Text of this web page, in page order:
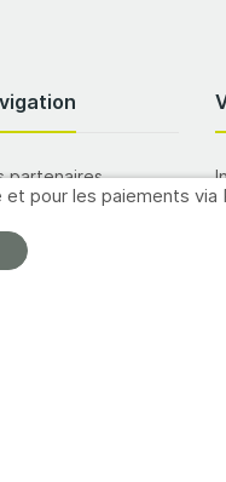
pour les paiements via
partenaires